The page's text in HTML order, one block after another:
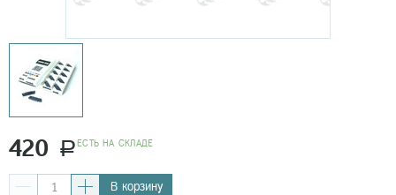
420 aEСТЬ НА СКЛАДЕ
В корзину